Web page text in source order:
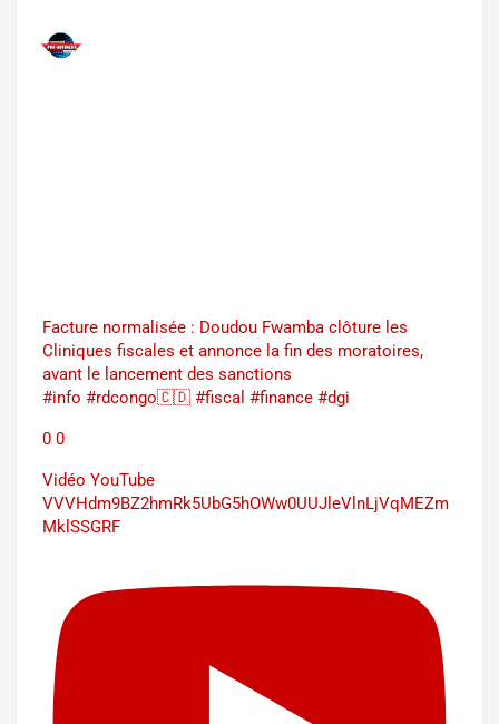
Facture normalisée : Doudou Fwamba clôture les
Cliniques fiscales et annonce la fin des moratoires,
avant le lancement des sanctions
#info #rdcongo🇨🇩 #fiscal #finance #dgi
0 0
Vidéo YouTube
VVVHdm9BZ2hmRk5UbG5hOWw0UUJleVlnLjVqMEZm
MklSSGRF